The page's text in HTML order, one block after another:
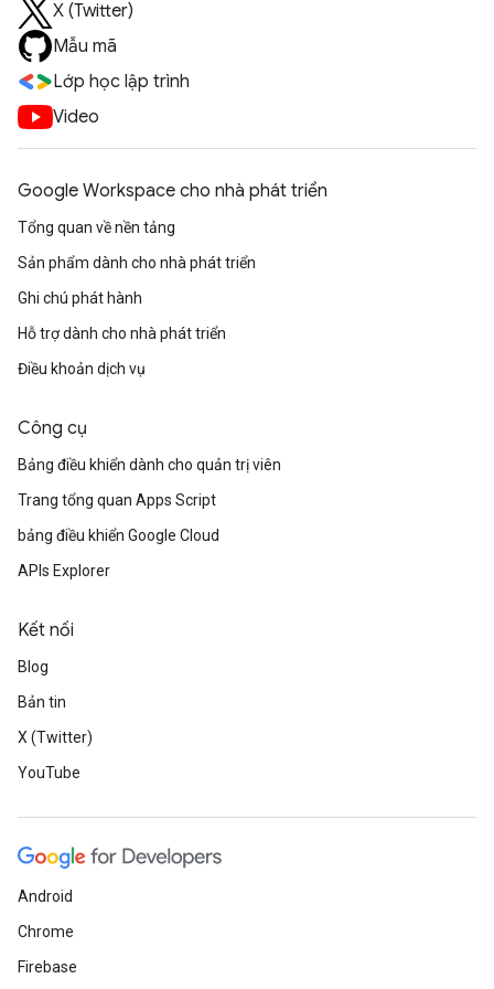
X (Twitter)
Mẫu mã
Lớp học lập trình
Video
Google Workspace cho nhà phát triển
Tổng quan về nền tảng
Sản phẩm dành cho nhà phát triển
Ghi chú phát hành
Hỗ trợ dành cho nhà phát triển
Điều khoản dịch vụ
Công cụ
Bảng điều khiển dành cho quản trị viên
Trang tổng quan Apps Script
bảng điều khiển Google Cloud
APIs Explorer
Kết nối
Blog
Bản tin
X (Twitter)
YouTube
Android
Chrome
Firebase